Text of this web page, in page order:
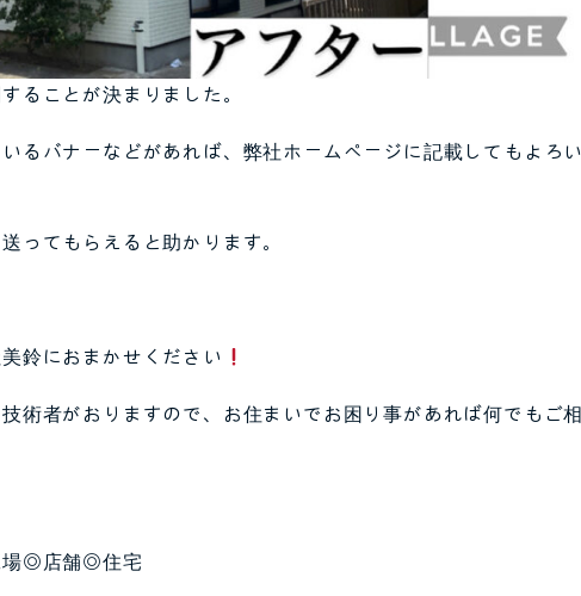
ることが決まりました。
るバナーなどがあれば、弊社ホームページに記載してもよろい
ってもらえると助かります。
鈴におまかせください
術者がおりますので、お住まいでお困り事があれば何でもご相
◎店舗◎住宅